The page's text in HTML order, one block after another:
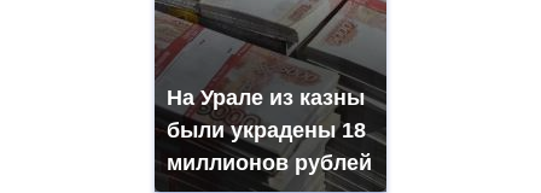
На Урале из казны
были украдены 18
миллионов рублей